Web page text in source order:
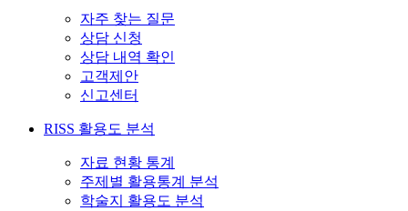
자주 찾는 질문
상담 신청
상담 내역 확인
고객제안
신고센터
RISS 활용도 분석
자료 현황 통계
주제별 활용통계 분석
학술지 활용도 분석